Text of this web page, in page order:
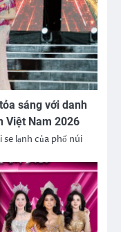
sáng với danh
Việt Nam 2026
lạnh của phố núi